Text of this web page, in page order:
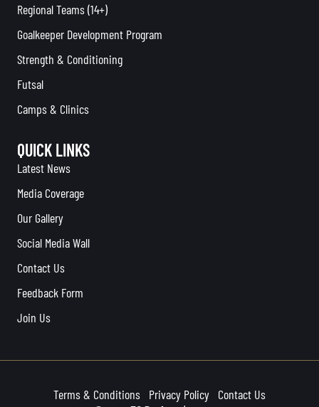
Regional Teams (14+)
Goalkeeper Development Program
Strength & Conditioning
Futsal
Camps & Clinics
QUICK LINKS
Latest News
Media Coverage
Our Gallery
Social Media Wall
Contact Us
Feedback Form
Join Us
Terms & Conditions Privacy Policy Contact Us